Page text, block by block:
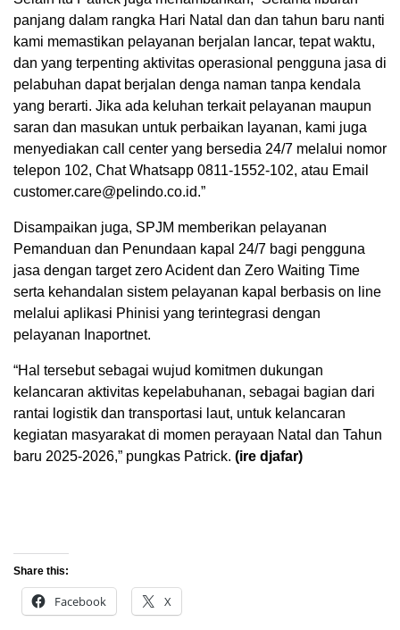
panjang dalam rangka Hari Natal dan dan tahun baru nanti
kami memastikan pelayanan berjalan lancar, tepat waktu,
dan yang terpenting aktivitas operasional pengguna jasa di
pelabuhan dapat berjalan denga naman tanpa kendala
yang berarti. Jika ada keluhan terkait pelayanan maupun
saran dan masukan untuk perbaikan layanan, kami juga
menyediakan call center yang bersedia 24/7 melalui nomor
telepon 102, Chat Whatsapp 0811-1552-102, atau Email
customer.care@pelindo.co.id.”
Disampaikan juga, SPJM memberikan pelayanan
Pemanduan dan Penundaan kapal 24/7 bagi pengguna
jasa dengan target zero Acident dan Zero Waiting Time
serta kehandalan sistem pelayanan kapal berbasis on line
melalui aplikasi Phinisi yang terintegrasi dengan
pelayanan Inaportnet.
“Hal tersebut sebagai wujud komitmen dukungan
kelancaran aktivitas kepelabuhanan, sebagai bagian dari
rantai logistik dan transportasi laut, untuk kelancaran
kegiatan masyarakat di momen perayaan Natal dan Tahun
baru 2025-2026,” pungkas Patrick. (ire djafar)
Share this:
Facebook X